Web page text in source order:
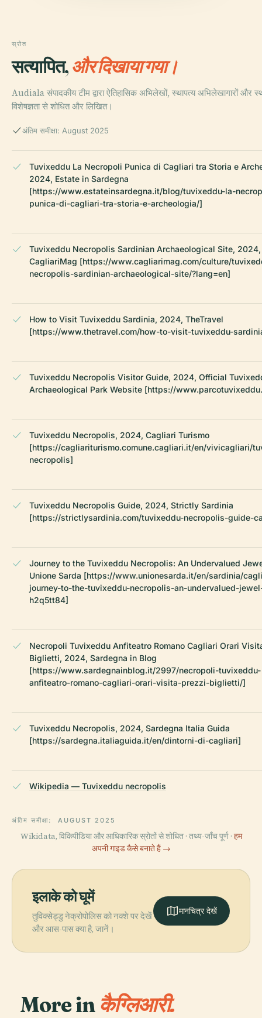
स्रोत
सत्यापित,और दिखाया गया।
Audiala संपादकीय टीम द्वारा ऐतिहासिक अभिलेखों, स्थापत्य अभिलेखागारों और
विशेषज्ञता से शोधित और लिखित।
अंतिम समीक्षा: August 2025
Tuvixeddu La Necropoli Punica di Cagliari tra Storia e
2024, Estate in Sardegna
[https://www.estateinsardegna.it/blog/tuvixeddu-la-
punica-di-cagliari-tra-storia-e-archeologia/]
Tuvixeddu Necropolis Sardinian Archaeological Site, 2024,
CagliariMag [https://www.cagliarimag.com/culture/
necropolis-sardinian-archaeological-site/?lang=en]
How to Visit Tuvixeddu Sardinia, 2024, TheTravel
[https://www.thetravel.com/how-to-visit-tuvixeddu-
Tuvixeddu Necropolis Visitor Guide, 2024, Official
Archaeological Park Website [https://
Tuvixeddu Necropolis, 2024, Cagliari Turismo
[https://cagliariturismo.comune.cagliari.it/en/vivicagliari/
necropolis]
Tuvixeddu Necropolis Guide, 2024, Strictly Sardinia
[https://strictlysardinia.com/tuvixeddu-necropolis-guide-
Journey to the Tuvixeddu Necropolis: An Undervalued
Unione Sarda [https://www.unionesarda.it/en/sardinia/
journey-to-the-tuvixeddu-necropolis-an-undervalued-
h2q5tt84]
Necropoli Tuvixeddu Anfiteatro Romano Cagliari Orari
Biglietti, 2024, Sardegna in Blog
[https://www.sardegnainblog.it/2997/necropoli-tuvixeddu-
anfiteatro-romano-cagliari-orari-visita-prezzi-biglietti/]
Tuvixeddu Necropolis, 2024, Sardegna Italia Guida
[https://sardegna.italiaguida.it/en/dintorni-di-cagliari]
Wikipedia — Tuvixeddu necropolis
अंतिम समीक्षा: AUGUST 2025
Wikidata, विकिपीडिया और आधिकारिक स्रोतों से शोधित · तथ्य-जाँच पूर्ण · हम
अपनी गाइड कैसे बनाते हैं →
इलाके को घूमें
तुविक्सेड्डु नेक्रोपोलिस को नक्शे पर देखें
और आस-पास क्या है, जानें।
मानचित्र देखें
More in कैग्लिआरी.